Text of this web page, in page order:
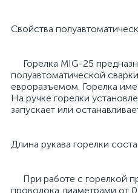
Свойства
Горелка MIG-25
полуавтоматической
евроразъемом. Горелка
На ручке горелки
запускает или
Длина рукава горелки
При работе с горелкой
проволока диаметрами от